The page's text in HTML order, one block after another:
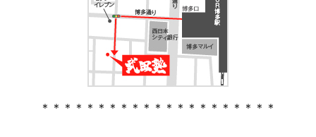
＊＊＊＊＊＊＊＊＊＊＊＊＊＊＊＊＊＊＊＊＊